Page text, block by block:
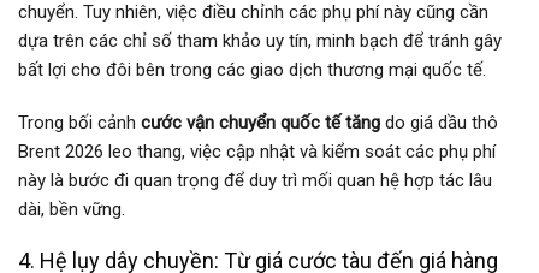
chuyển. Tuy nhiên, việc điều chỉnh các phụ phí này cũng cần
dựa trên các chỉ số tham khảo uy tín, minh bạch để tránh gây
bất lợi cho đôi bên trong các giao dịch thương mại quốc tế.
Trong bối cảnh cước vận chuyển quốc tế tăng do giá dầu thô
Brent 2026 leo thang, việc cập nhật và kiểm soát các phụ phí
này là bước đi quan trọng để duy trì mối quan hệ hợp tác lâu
dài, bền vững.
4. Hệ lụy dây chuyền: Từ giá cước tàu đến giá hàng